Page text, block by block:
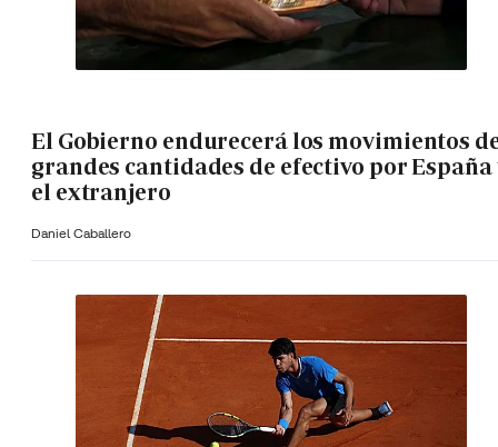
El Gobierno endurecerá los movimientos
grandes cantidades de efectivo por España
el extranjero
Daniel Caballero